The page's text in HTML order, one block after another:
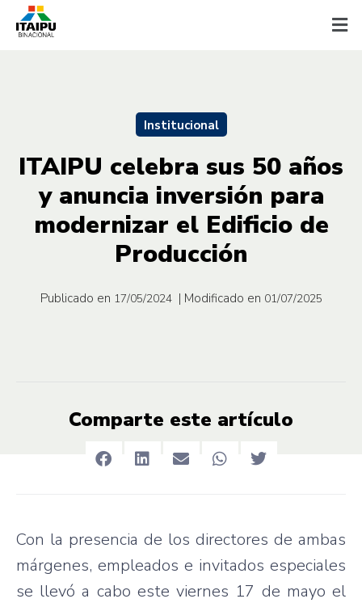
Institucional
ITAIPU celebra sus 50 años
y anuncia inversión para
modernizar el Edificio de
Producción
Publicado en 17/05/2024 | Modificado en 01/07/2025
Comparte este artículo
Con la presencia de los directores de ambas
márgenes, empleados e invitados especiales
se llevó a cabo este viernes 17 de mayo el